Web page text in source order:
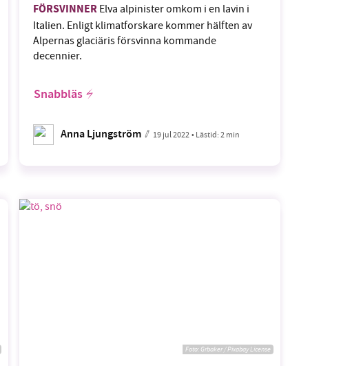
FÖRSVINNER Elva alpinister omkom i en lavin i
Italien. Enligt klimatforskare kommer hälften av
Alpernas glaciäris försvinna kommande
decennier.
Snabbläs
Anna Ljungström 19 jul 2022 • Lästid:2 min
Foto: Grbaker / Pixabay License